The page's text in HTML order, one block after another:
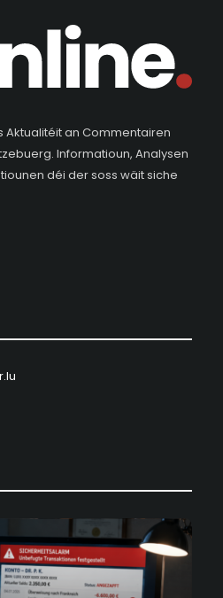
Aktualitéit an Commentairen
Informatioun, Analysen
déi der soss wäit siche